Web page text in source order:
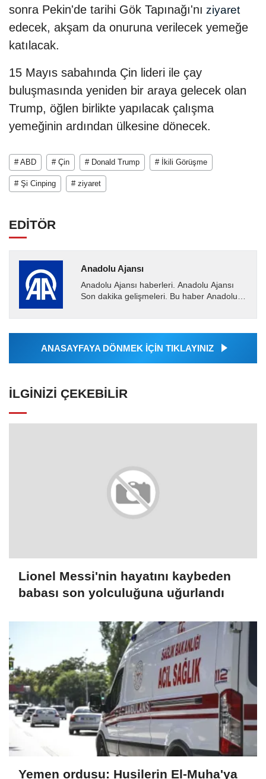
sonra Pekin'de tarihi Gök Tapınağı'nı ziyaret
edecek, akşam da onuruna verilecek yemeğe
katılacak.
15 Mayıs sabahında Çin lideri ile çay
buluşmasında yeniden bir araya gelecek olan
Trump, öğlen birlikte yapılacak çalışma
yemeğinin ardından ülkesine dönecek.
# ABD # Çin # Donald Trump # İkili Görüşme
# Şi Cinping # ziyaret
EDİTÖR
Anadolu Ajansı
Anadolu Ajansı haberleri. Anadolu Ajansı
Son dakika gelişmeleri. Bu haber Anadolu
Ajansı tarafından...
ANASAYFAYA DÖNMEK İÇİN TIKLAYINIZ
İLGINIZI ÇEKEBILIR
Lionel Messi'nin hayatını kaybeden
babası son yolculuğuna uğurlandı
Yemen ordusu: Husilerin El-Muha'ya